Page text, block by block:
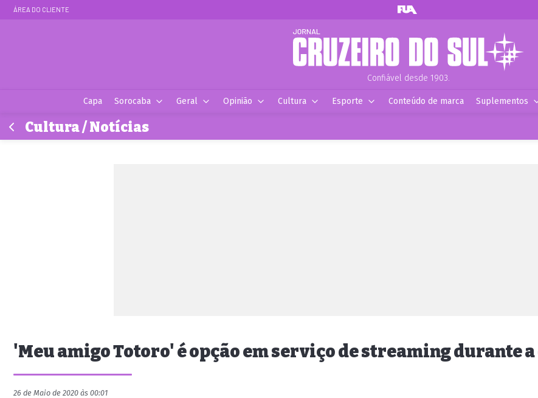
ÁREA DO CLIENTE
Confiável desde 1903.
Capa Sorocaba Geral Opinião Cultura Esporte Conteúdo de marca Suplementos
Cultura / Notícias
'Meu amigo Totoro' é opção em serviço de streaming durante
26 de Maio de 2020 às 00:01